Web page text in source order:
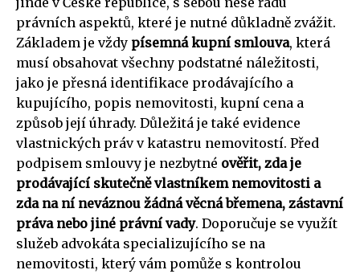
právních aspektů, které je nutné důkladně zvážit.
Základem je vždy písemná kupní smlouva, která
musí obsahovat všechny podstatné náležitosti,
jako je přesná identifikace prodávajícího a
kupujícího, popis nemovitosti, kupní cena a
způsob její úhrady. Důležitá je také evidence
vlastnických práv v katastru nemovitostí. Před
podpisem smlouvy je nezbytné ověřit, zda je
prodávající skutečně vlastníkem nemovitosti a
zda na ní neváznou žádná věcná břemena, zástavní
práva nebo jiné právní vady. Doporučuje se využít
služeb advokáta specializujícího se na
nemovitosti, který vám pomůže s kontrolou